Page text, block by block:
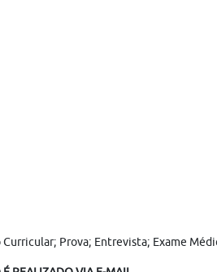
Prova; Entrevista; Exame